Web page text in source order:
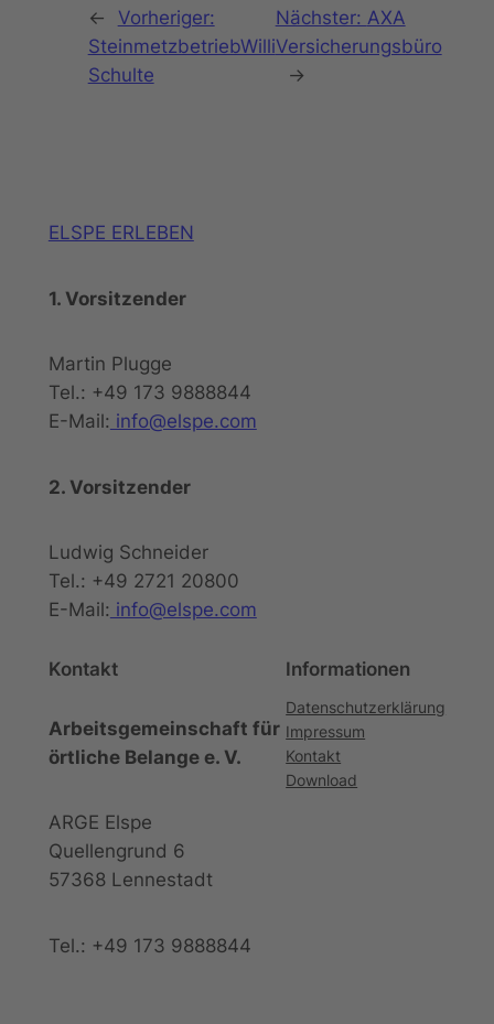
←
Vorheriger:
SteinmetzbetriebWilli
Schulte
Nächster: AXA
Versicherungsbüro
→
ELSPE ERLEBEN
1. Vorsitzender
Martin Plugge
Tel.: +49 173 9888844
E-Mail: info@elspe.com
2. Vorsitzender
Ludwig Schneider
Tel.: +49 2721 20800
E-Mail: info@elspe.com
Kontakt
Arbeitsgemeinschaft für
örtliche Belange e. V.
ARGE Elspe
Quellengrund 6
57368 Lennestadt
Tel.: +49 173 9888844
Informationen
Datenschutzerklärung
Impressum
Kontakt
Download